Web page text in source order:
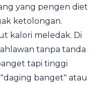
yang pengen diet
ketolongan.
kalori meledak. Di
tanpa tanda
tapi tinggi
banget" atau